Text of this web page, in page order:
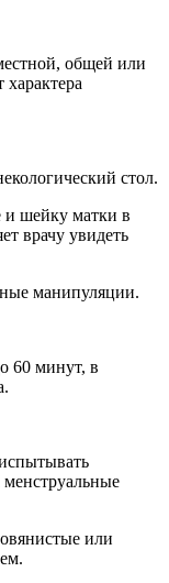
общей или
характера
стол.
и шейку матки в
врачу увидеть
манипуляции.
60 минут, в
или